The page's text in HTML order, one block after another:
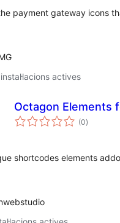
payment gateway icons
actives
Octagon Elements
(0totals
)
shortcodes elements